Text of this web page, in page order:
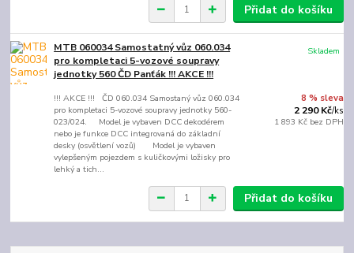
Přidat do košíku
MTB 060034 Samostatný vůz 060.034
pro kompletaci 5-vozové soupravy
jednotky 560 ČD Panťák !!! AKCE !!!
!!! AKCE !!! ČD 060.034 Samostaný vůz 060.034
pro kompletaci 5-vozové soupravy jednotky 560-
023/024. Model je vybaven DCC dekodérem
nebo je funkce DCC integrovaná do základní
desky (osvětlení vozů) Model je vybaven
vylepšeným pojezdem s kuličkovými ložisky pro
lehký a tich...
8 % sleva
2 290 Kč/ks
1 893 Kč bez DPH
Skladem
Přidat do košíku